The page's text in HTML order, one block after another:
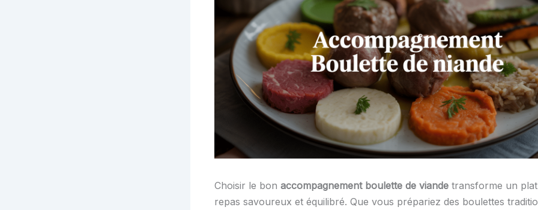
Choisir le bon accompagnement boulette de viande transforme un
repas savoureux et équilibré. Que vous prépariez des boulettes